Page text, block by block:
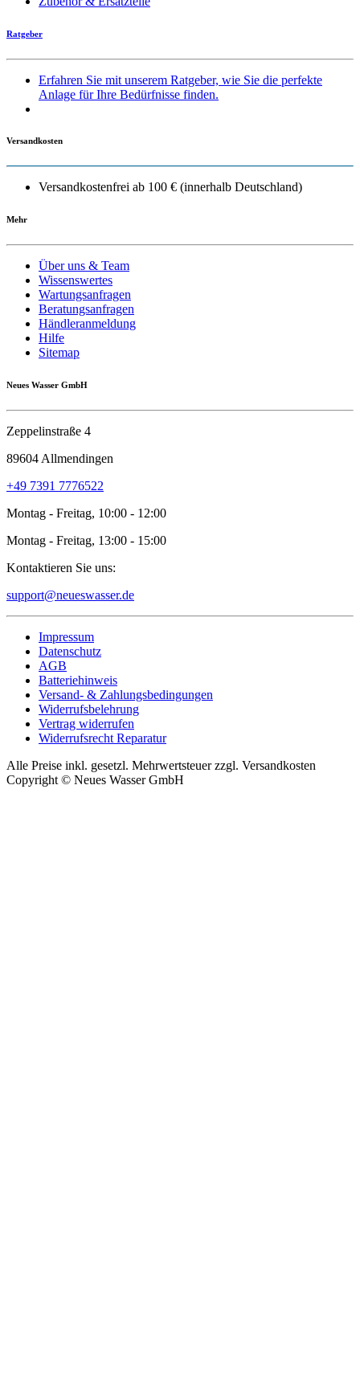
Ratgeber
Erfahren Sie mit unserem Ratgeber, wie Sie die perfekte
Anlage für Ihre Bedürfnisse finden.
Versandkosten
Versandkostenfrei ab 100 € (innerhalb Deutschland)
Mehr
Über uns & Team
Wissenswertes
Wartungsanfragen
Beratungsanfragen
Händleranmeldung
Hilfe
Sitemap
Neues Wasser GmbH
Zeppelinstraße 4
89604 Allmendingen
+49 7391 7776522
Montag - Freitag, 10:00 - 12:00
Montag - Freitag, 13:00 - 15:00
Kontaktieren Sie uns:
support@neueswasser.de
Impressum
Datenschutz
AGB
Batteriehinweis
Versand- & Zahlungsbedingungen
Widerrufsbelehrung
Vertrag widerrufen
Widerrufsrecht Reparatur
Alle Preise inkl. gesetzl. Mehrwertsteuer zzgl. Versandkosten
Copyright © Neues Wasser GmbH